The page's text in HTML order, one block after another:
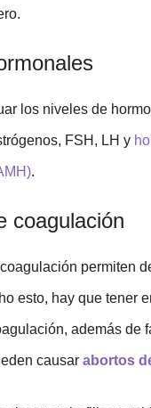
los niveles de
FSH, LH y
.
coagulación
permiten
esto, hay que tener
además de
causar abortos